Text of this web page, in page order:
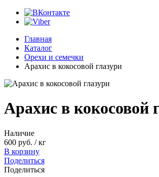
Главная
Каталог
Орехи и семечки
Арахис в кокосовой глазури
Арахис в кокосовой
Наличие
600 руб. / кг
В корзину
Поделиться
Поделиться